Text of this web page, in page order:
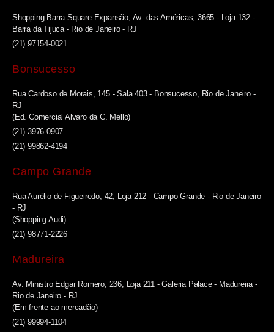
Shopping Barra Square Expansão, Av. das Américas, 3665 - Loja 132 -
Barra da Tijuca - Rio de Janeiro - RJ
(21) 97154-0021
Bonsucesso
Rua Cardoso de Morais, 145 - Sala 403 - Bonsucesso, Rio de Janeiro -
RJ
(Ed. Comercial Alvaro da C. Mello)
(21) 3976-0907
(21) 99862-4194
Campo Grande
Rua Aurélio de Figueiredo, 42, Loja 212 - Campo Grande - Rio de Janeiro
- RJ
(Shopping Audi)
(21) 98771-2226
Madureira
Av. Ministro Edgar Romero, 236, Loja 211 - Galeria Palace - Madureira -
Rio de Janeiro - RJ
(Em frente ao mercadão)
(21) 99994-1104